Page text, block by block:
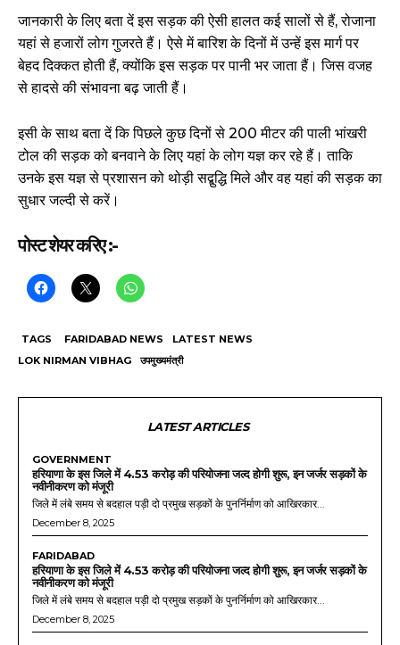
जानकारी के लिए बता दें इस सड़क की ऐसी हालत कई सालों से हैं, रोजाना
यहां से हजारों लोग गुजरते हैं। ऐसे में बारिश के दिनों में उन्हें इस मार्ग पर
बेहद दिक्कत होती हैं, क्योंकि इस सड़क पर पानी भर जाता हैं। जिस वजह
से हादसे की संभावना बढ़ जाती हैं।
इसी के साथ बता दें कि पिछले कुछ दिनों से 200 मीटर की पाली भांखरी
टोल की सड़क को बनवाने के लिए यहां के लोग यज्ञ कर रहे हैं। ताकि
उनके इस यज्ञ से प्रशासन को थोड़ी सद्बुद्धि मिले और वह यहां की सड़क का
सुधार जल्दी से करें।
पोस्ट शेयर करिए :-
TAGS FARIDABAD NEWS
LATEST NEWS
LOK NIRMAN VIBHAG
उपमुख्यमंत्री
LATEST ARTICLES
GOVERNMENT
हरियाणा के इस जिले में 4.53 करोड़ की परियोजना जल्द होगी शुरू, इन जर्जर सड़कों के
नवीनीकरण को मंजूरी
जिले में लंबे समय से बदहाल पड़ी दो प्रमुख सड़कों के पुनर्निर्माण को आखिरकार...
December 8, 2025
FARIDABAD
हरियाणा के इस जिले में 4.53 करोड़ की परियोजना जल्द होगी शुरू, इन जर्जर सड़कों के
नवीनीकरण को मंजूरी
जिले में लंबे समय से बदहाल पड़ी दो प्रमुख सड़कों के पुनर्निर्माण को आखिरकार...
December 8, 2025